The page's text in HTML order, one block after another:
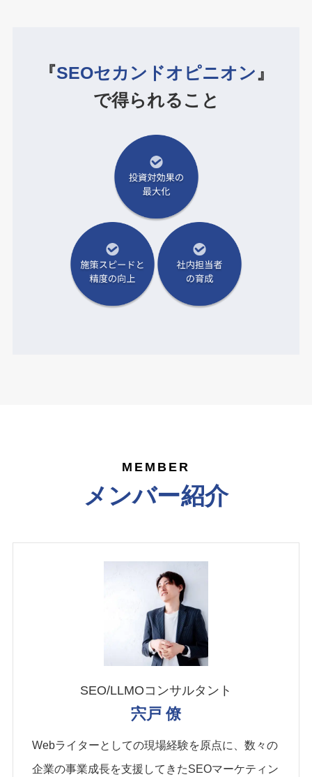
『SEOセカンドオピニオン』
で得られること
MEMBER
メンバー紹介
SEO/LLMOコンサルタント
宍戸 僚
Webライターとしての現場経験を原点に、数々の
企業の事業成長を支援してきたSEOマーケティン